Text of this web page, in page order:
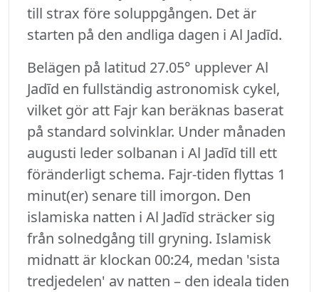
till strax före soluppgången. Det är
starten på den andliga dagen i Al Jadīd.
Belägen på latitud 27.05° upplever Al
Jadīd en fullständig astronomisk cykel,
vilket gör att Fajr kan beräknas baserat
på standard solvinklar. Under månaden
augusti leder solbanan i Al Jadīd till ett
föränderligt schema. Fajr-tiden flyttas 1
minut(er) senare till imorgon. Den
islamiska natten i Al Jadīd sträcker sig
från solnedgång till gryning. Islamisk
midnatt är klockan 00:24, medan 'sista
tredjedelen' av natten – den ideala tiden